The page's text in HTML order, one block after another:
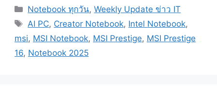
Categories
Notebook ทุกวัน,Weekly Update ข่าว IT
Tags
AI PC, Creator Notebook, Intel Notebook,
msi, MSI Notebook, MSI Prestige, MSI Prestige
16, Notebook 2025